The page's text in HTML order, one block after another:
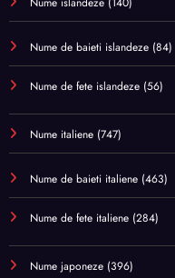
Nume de baieti islandeze (84)
Nume de fete islandeze (56)
Nume italiene (747)
Nume de baieti italiene (463)
Nume de fete italiene (284)
Nume japoneze (396)